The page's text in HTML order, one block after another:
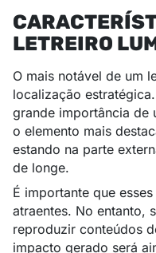
LETREIRO
O mais notável de um
localização
grande importância de
o elemento mais
estando na parte
de longe.
É importante que
atraentes. No entanto,
reproduzir conteúdos
impacto gerado será